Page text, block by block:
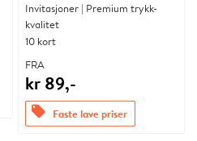
Invitasjoner | Premium trykk-
kvalitet
10 kort
FRA
kr 89,-
offers Faste lave priser